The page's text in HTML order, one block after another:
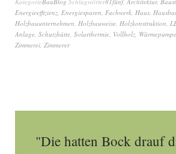
Energieeffizienz, Energiesparen, Fachwerk, Haus,
Holzbauunternehmen, Holzbauweise, Holzkonstruktion,
Anlage, Schutzhütte, Solarthermie, Vollholz, Wärmepumpe
Zimmerei, Zimmerer
"Die hatten Bock drauf